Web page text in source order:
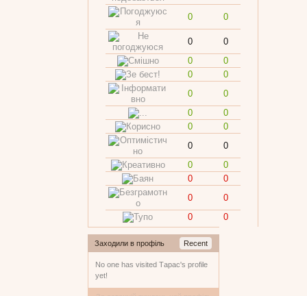
0 0
0
0
0
0
0
0
0
0
0
0
0
0
0
0
0
0
0
0
0
0
0
0
Заходили в профіль Recent
No one has visited Тарас's profile
yet!